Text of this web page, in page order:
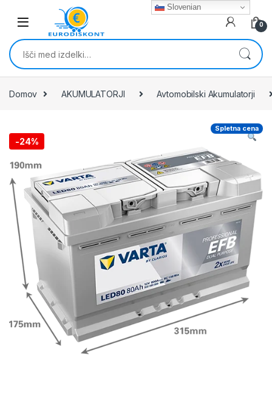
Skip to navigation
0
Išči:
Domov AKUMULATORJI Avtomobilski Akumulatorji
-24%
Spletna cena
Slovenian